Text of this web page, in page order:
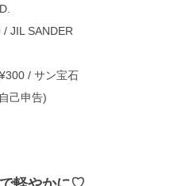
JIL SANDER
/ サン宝石
己申告)